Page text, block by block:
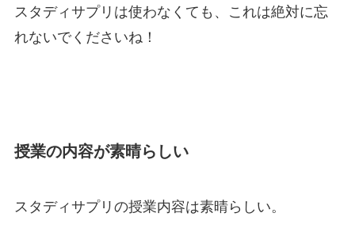
スタディサプリは使わなくても、これは絶対に忘
れないでくださいね！
授業の内容が素晴らしい
スタディサプリの授業内容は素晴らしい。